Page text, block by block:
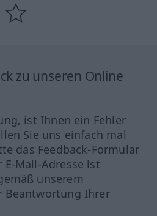
zu unseren Online
ist Ihnen ein Fehler
Sie uns einfach mal
das Feedback-Formular
E-Mail-Adresse ist
unserem
Beantwortung Ihrer